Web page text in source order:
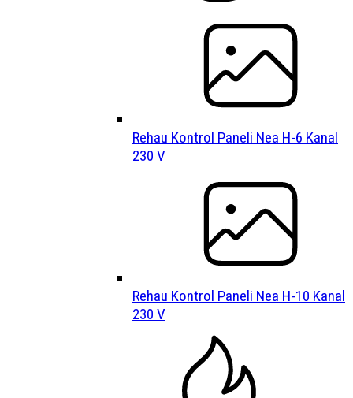
Rehau Kontrol Paneli Nea H-6 Kanal
230 V
Rehau Kontrol Paneli Nea H-10 Kanal
230 V